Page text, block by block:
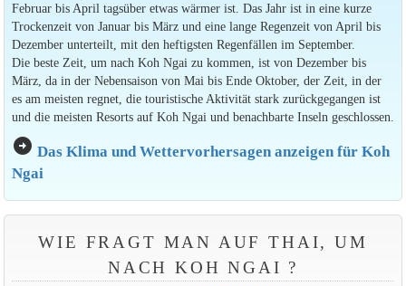
Februar bis April tagsüber etwas wärmer ist. Das Jahr ist in eine kurze
Trockenzeit von Januar bis März und eine lange Regenzeit von April bis
Dezember unterteilt, mit den heftigsten Regenfällen im September.
Die beste Zeit, um nach Koh Ngai zu kommen, ist von Dezember bis
März, da in der Nebensaison von Mai bis Ende Oktober, der Zeit, in der
es am meisten regnet, die touristische Aktivität stark zurückgegangen ist
und die meisten Resorts auf Koh Ngai und benachbarte Inseln geschlossen.
arrow_circle_right Das Klima und Wettervorhersagen anzeigen für Koh
Ngai
WIE FRAGT MAN AUF THAI, UM
NACH KOH NGAI ?